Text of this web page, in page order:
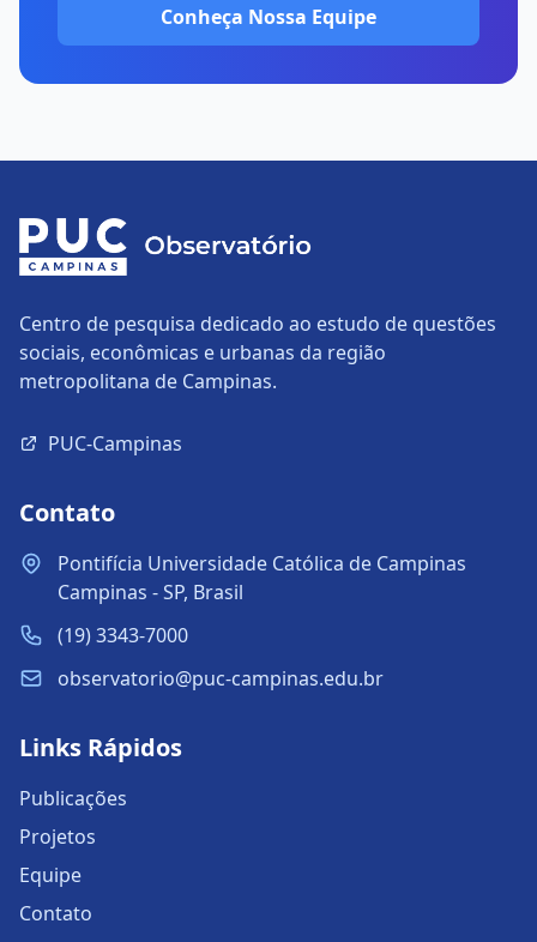
Conheça Nossa Equipe
Centro de pesquisa dedicado ao estudo de questões
sociais, econômicas e urbanas da região
metropolitana de Campinas.
PUC-Campinas
Contato
Pontifícia Universidade Católica de Campinas
Campinas - SP, Brasil
(19) 3343-7000
observatorio@puc-campinas.edu.br
Links Rápidos
Publicações
Projetos
Equipe
Contato